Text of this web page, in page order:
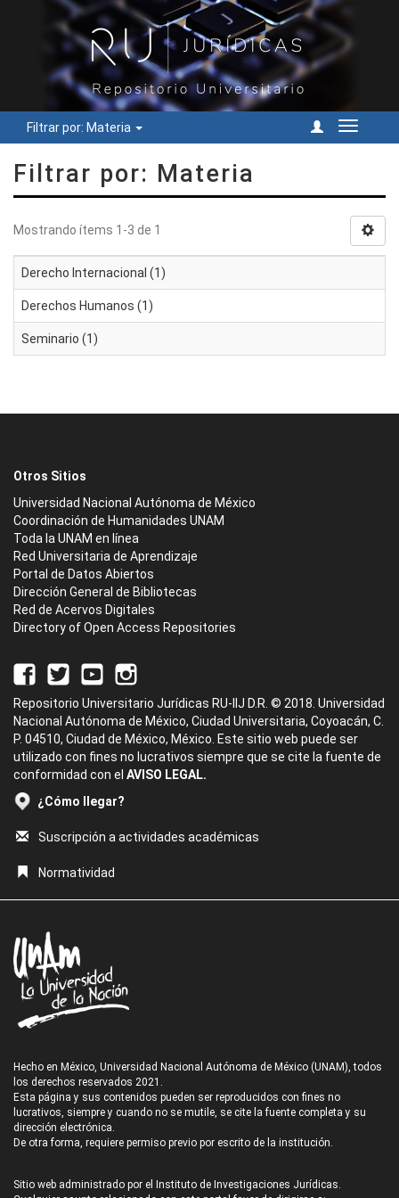
Filtrar por: Materia
Cambiar
Filtrar por: Materia
Mostrando ítems 1-3 de 1
Derecho Internacional (1)
Derechos Humanos (1)
Seminario (1)
Otros Sitios
Universidad Nacional Autónoma de México
Coordinación de Humanidades UNAM
Toda la UNAM en línea
Red Universitaria de Aprendizaje
Portal de Datos Abiertos
Dirección General de Bibliotecas
Red de Acervos Digitales
Directory of Open Access Repositories
Repositorio Universitario Jurídicas RU-IIJ D.R. © 2018. Universidad
Nacional Autónoma de México, Ciudad Universitaria, Coyoacán, C.
P. 04510, Ciudad de México, México. Este sitio web puede ser
utilizado con fines no lucrativos siempre que se cite la fuente de
conformidad con el AVISO LEGAL.
¿Cómo llegar?
Suscripción a actividades académicas
Normatividad
Hecho en México, Universidad Nacional Autónoma de México (UNAM), todos
los derechos reservados 2021.
Esta página y sus contenidos pueden ser reproducidos con fines no
lucrativos, siempre y cuando no se mutile, se cite la fuente completa y su
dirección electrónica.
De otra forma, requiere permiso previo por escrito de la institución.
Sitio web administrado por el Instituto de Investigaciones Jurídicas.